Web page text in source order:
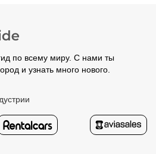
по всему миру. С нами ты
и узнать много нового.